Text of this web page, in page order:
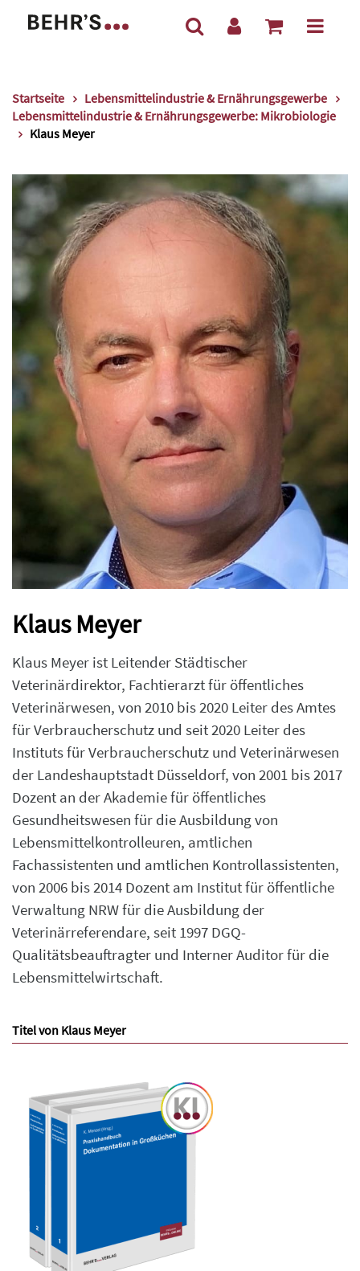
Startseite
Lebensmittelindustrie & Ernährungsgewerbe
Lebensmittelindustrie & Ernährungsgewerbe: Mikrobiologie
Klaus Meyer
Klaus Meyer
Klaus Meyer ist Leitender Städtischer
Veterinärdirektor, Fachtierarzt für öffentliches
Veterinärwesen, von 2010 bis 2020 Leiter des Amtes
für Verbraucherschutz und seit 2020 Leiter des
Instituts für Verbraucherschutz und Veterinärwesen
der Landeshauptstadt Düsseldorf, von 2001 bis 2017
Dozent an der Akademie für öffentliches
Gesundheitswesen für die Ausbildung von
Lebensmittelkontrolleuren, amtlichen
Fachassistenten und amtlichen Kontrollassistenten,
von 2006 bis 2014 Dozent am Institut für öffentliche
Verwaltung NRW für die Ausbildung der
Veterinärreferendare, seit 1997 DGQ-
Qualitätsbeauftragter und Interner Auditor für die
Lebensmittelwirtschaft.
Titel von Klaus Meyer